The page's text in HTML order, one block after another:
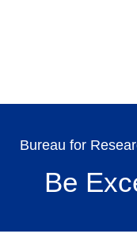
Bureau for
Be